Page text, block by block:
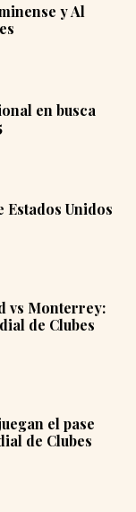
y Al
en busca
Estados Unidos
vs Monterrey:
de Clubes
el pase
de Clubes